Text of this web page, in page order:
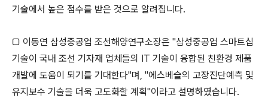
기술에서 높은 점수를 받은 것으로 알려집니다.
□ 이동연 삼성중공업 조선해양연구소장은 "삼성중공업 스마트십
기술이 국내 조선 기자재 업체들의 IT 기술이 융합된 친환경 제품
개발에 도움이 되기를 기대한다"며, "에스베슬의 고장진단예측 및
유지보수 기술을 더욱 고도화할 계획"이라고 설명하였습니다.